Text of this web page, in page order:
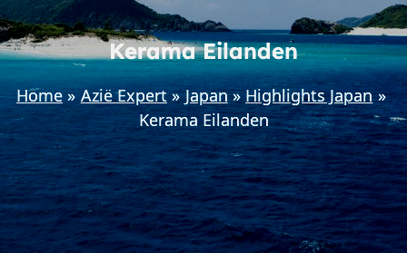
Kerama Eilanden
Home Azië Expert Japan
Highlights Japan
Kerama Eilanden